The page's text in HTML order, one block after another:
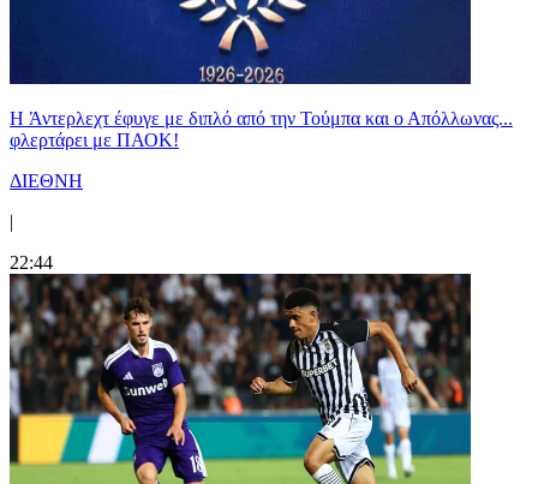
H Άντερλεχτ έφυγε με διπλό από την Τούμπα και ο Απόλλωνας...
φλερτάρει με ΠΑΟΚ!
ΔΙΕΘΝΗ
|
22:44